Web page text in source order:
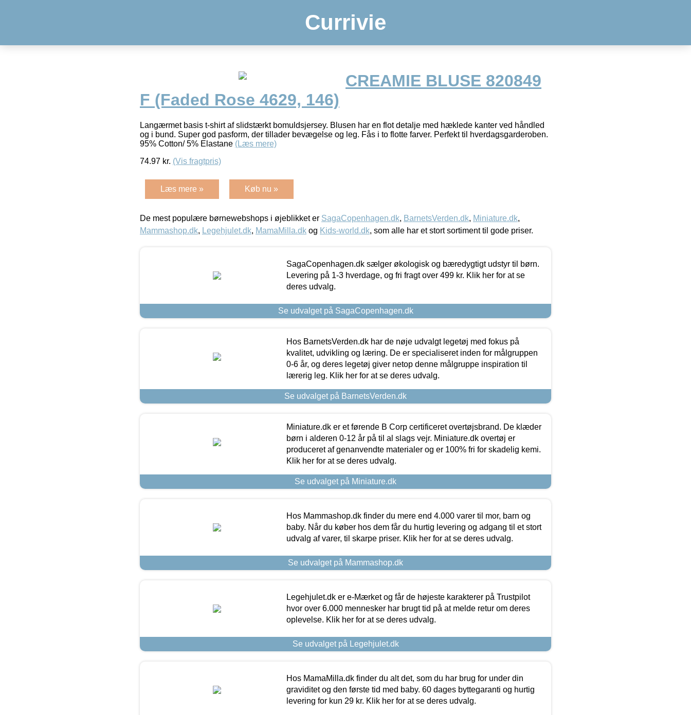
Currivie
CREAMIE BLUSE 820849
F (Faded Rose 4629, 146)
Langærmet basis t-shirt af slidstærkt bomuldsjersey. Blusen har en flot detalje med hæklede kanter ved håndled
og i bund. Super god pasform, der tillader bevægelse og leg. Fås i to flotte farver. Perfekt til hverdagsgarderoben.
95% Cotton/ 5% Elastane (Læs mere)
74.97 kr. (Vis fragtpris)
Læs mere » Køb nu »
De mest populære børnewebshops i øjeblikket er SagaCopenhagen.dk, BarnetsVerden.dk, Miniature.dk,
Mammashop.dk, Legehjulet.dk, MamaMilla.dk og Kids-world.dk, som alle har et stort sortiment til gode priser.
SagaCopenhagen.dk sælger økologisk og bæredygtigt udstyr til børn.
Levering på 1-3 hverdage, og fri fragt over 499 kr. Klik her for at se
deres udvalg.
Se udvalget på SagaCopenhagen.dk
Hos BarnetsVerden.dk har de nøje udvalgt legetøj med fokus på
kvalitet, udvikling og læring. De er specialiseret inden for målgruppen
0-6 år, og deres legetøj giver netop denne målgruppe inspiration til
lærerig leg. Klik her for at se deres udvalg.
Se udvalget på BarnetsVerden.dk
Miniature.dk er et førende B Corp certificeret overtøjsbrand. De klæder
børn i alderen 0-12 år på til al slags vejr. Miniature.dk overtøj er
produceret af genanvendte materialer og er 100% fri for skadelig kemi.
Klik her for at se deres udvalg.
Se udvalget på Miniature.dk
Hos Mammashop.dk finder du mere end 4.000 varer til mor, barn og
baby. Når du køber hos dem får du hurtig levering og adgang til et stort
udvalg af varer, til skarpe priser. Klik her for at se deres udvalg.
Se udvalget på Mammashop.dk
Legehjulet.dk er e-Mærket og får de højeste karakterer på Trustpilot
hvor over 6.000 mennesker har brugt tid på at melde retur om deres
oplevelse. Klik her for at se deres udvalg.
Se udvalget på Legehjulet.dk
Hos MamaMilla.dk finder du alt det, som du har brug for under din
graviditet og den første tid med baby. 60 dages byttegaranti og hurtig
levering for kun 29 kr. Klik her for at se deres udvalg.